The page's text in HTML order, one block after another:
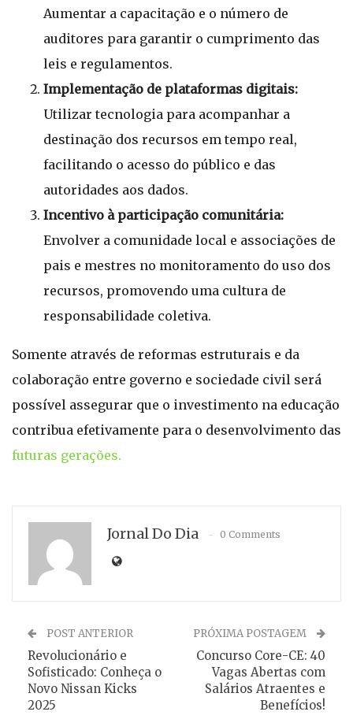
Aumentar a capacitação e o número de
auditores para garantir o cumprimento das
leis e regulamentos.
Implementação de plataformas digitais:
Utilizar tecnologia para acompanhar a
destinação dos recursos em tempo real,
facilitando o acesso do público e das
autoridades aos dados.
Incentivo à participação comunitária:
Envolver a comunidade local e associações de
pais e mestres no monitoramento do uso dos
recursos, promovendo uma cultura de
responsabilidade coletiva.
Somente através de reformas estruturais e da
colaboração entre governo e sociedade civil será
possível assegurar que o investimento na educação
contribua efetivamente para o desenvolvimento das
futuras gerações.
Jornal Do Dia 0 Comments
POST ANTERIOR
Revolucionário e
Sofisticado: Conheça o
Novo Nissan Kicks
2025
PRÓXIMA POSTAGEM
Concurso Core-CE: 40
Vagas Abertas com
Salários Atraentes e
Benefícios!